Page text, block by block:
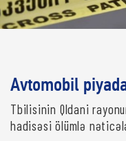
Avtomobil
Tbilisinin Qldani
hadisəsi ölümlə